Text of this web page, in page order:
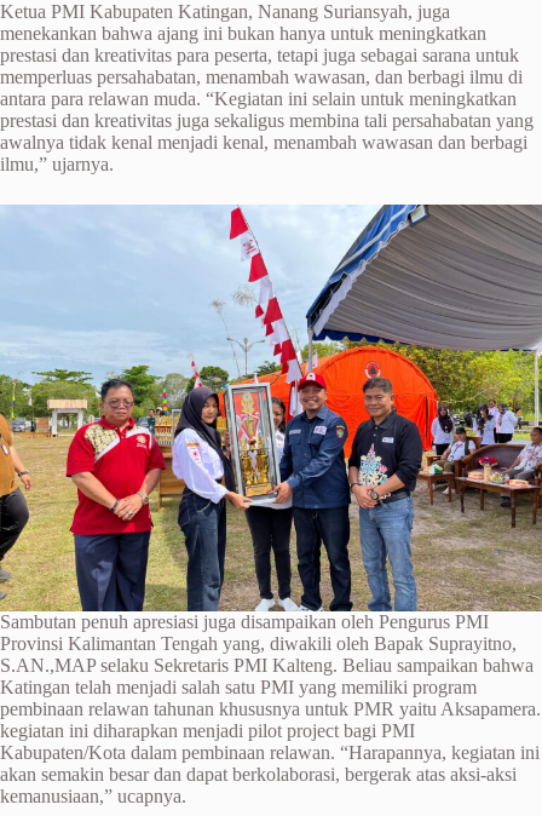
Ketua PMI Kabupaten Katingan, Nanang Suriansyah, juga
menekankan bahwa ajang ini bukan hanya untuk meningkatkan
prestasi dan kreativitas para peserta, tetapi juga sebagai sarana untuk
memperluas persahabatan, menambah wawasan, dan berbagi ilmu di
antara para relawan muda. “Kegiatan ini selain untuk meningkatkan
prestasi dan kreativitas juga sekaligus membina tali persahabatan yang
awalnya tidak kenal menjadi kenal, menambah wawasan dan berbagi
ilmu,” ujarnya.
Sambutan penuh apresiasi juga disampaikan oleh Pengurus PMI
Provinsi Kalimantan Tengah yang, diwakili oleh Bapak Suprayitno,
S.AN.,MAP selaku Sekretaris PMI Kalteng. Beliau sampaikan bahwa
Katingan telah menjadi salah satu PMI yang memiliki program
pembinaan relawan tahunan khususnya untuk PMR yaitu Aksapamera.
kegiatan ini diharapkan menjadi pilot project bagi PMI
Kabupaten/Kota dalam pembinaan relawan. “Harapannya, kegiatan ini
akan semakin besar dan dapat berkolaborasi, bergerak atas aksi-aksi
kemanusiaan,” ucapnya.